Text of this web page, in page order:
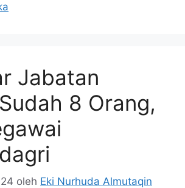
Jabatan
8 Orang,
oleh Eki Nurhuda Almutaqin